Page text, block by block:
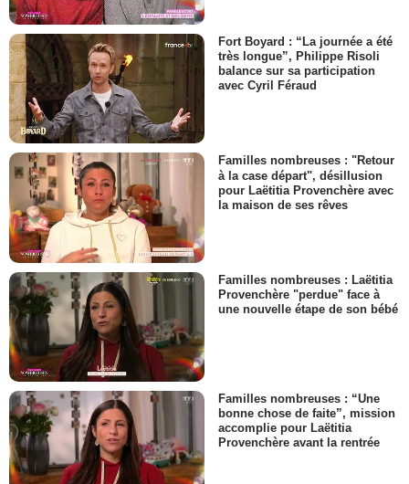
Fort Boyard : “La journée a été
très longue”, Philippe Risoli
balance sur sa participation
avec Cyril Féraud
Familles nombreuses : "Retour
à la case départ", désillusion
pour Laëtitia Provenchère avec
la maison de ses rêves
Familles nombreuses : Laëtitia
Provenchère "perdue" face à
une nouvelle étape de son bébé
Familles nombreuses : “Une
bonne chose de faite”, mission
accomplie pour Laëtitia
Provenchère avant la rentrée